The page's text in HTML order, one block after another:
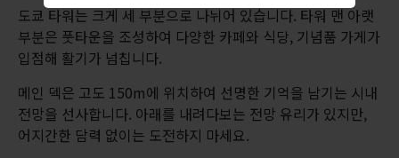
도쿄 타워는 크게 세 부분으로 나뉘어 있습니다. 타워 맨 아랫
부분은 풋타운을 조성하여 다양한 카페와 식당, 기념품 가게가
입점해 활기가 넘칩니다.
메인 덱은 고도 150m에 위치하여 선명한 기억을 남기는 시내
전망을 선사합니다. 아래를 내려다보는 전망 유리가 있지만,
어지간한 담력 없이는 도전하지 마세요.